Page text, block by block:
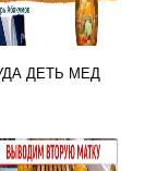
ДЕТЬ МЕД